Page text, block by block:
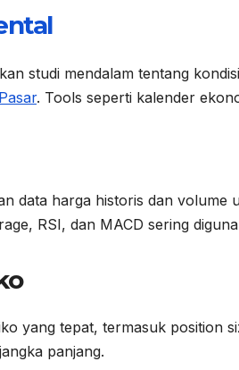
studi mendalam tentang
Pasar. Tools seperti kalender
data harga historis dan volume
RSI, dan MACD sering
yang tepat, termasuk position
panjang.